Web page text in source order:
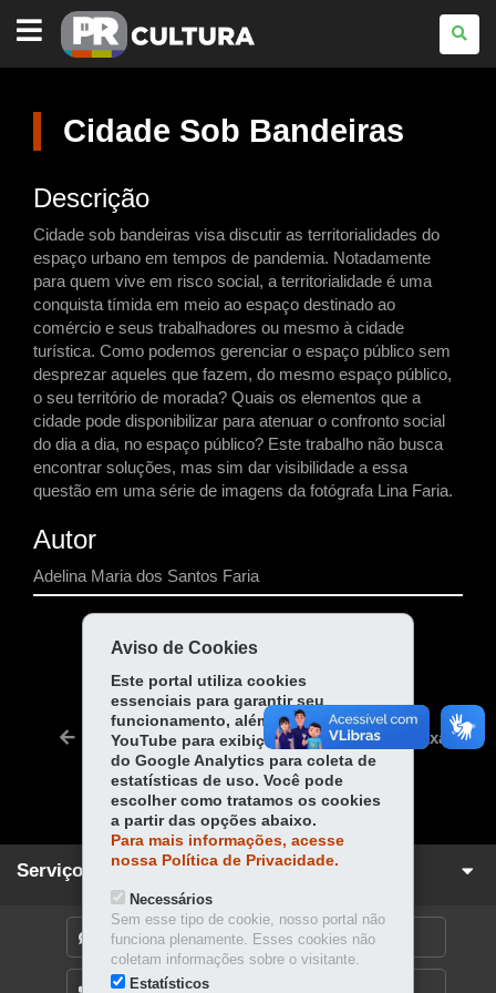
PARANÁ
CULTURA
Cidade Sob Bandeiras
Descrição
Cidade sob bandeiras visa discutir as territorialidades do
espaço urbano em tempos de pandemia. Notadamente
para quem vive em risco social, a territorialidade é uma
conquista tímida em meio ao espaço destinado ao
comércio e seus trabalhadores ou mesmo à cidade
turística. Como podemos gerenciar o espaço público sem
desprezar aqueles que fazem, do mesmo espaço público,
o seu território de morada? Quais os elementos que a
cidade pode disponibilizar para atenuar o confronto social
do dia a dia, no espaço público? Este trabalho não busca
encontrar soluções, mas sim dar visibilidade a essa
questão em uma série de imagens da fotógrafa Lina Faria.
Autor
Adelina Maria dos Santos Faria
COMPARTILHE:
Fa
ce
bo
ok
Tw
itt
er
ha
ts
Ap
p
Voltar Início Imprimir Baixar
Serviços para você!
DENUNCIE CORRUPÇÃO
OUVIDORIA
Aviso de Cookies
Este portal utiliza cookies
essenciais para garantir seu
funcionamento, além de cookies do
YouTube para exibição de vídeos e
do Google Analytics para coleta de
estatísticas de uso. Você pode
escolher como tratamos os cookies
a partir das opções abaixo.
Para mais informações, acesse
nossa Política de Privacidade.
Necessários
Sem esse tipo de cookie, nosso portal não
funciona plenamente. Esses cookies não
coletam informações sobre o visitante.
Estatísticos